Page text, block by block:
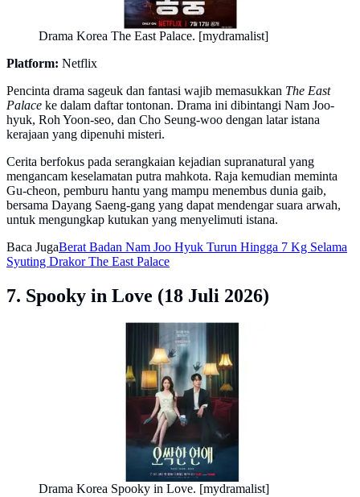
Drama Korea The East Palace. [mydramalist]
Platform: Netflix
Pencinta drama sageuk dan fantasi wajib memasukkan The East
Palace ke dalam daftar tontonan. Drama ini dibintangi Nam Joo-
hyuk, Roh Yoon-seo, dan Cho Seung-woo dengan latar istana
kerajaan yang dipenuhi misteri.
Cerita berfokus pada serangkaian kejadian supranatural yang
mengancam keselamatan putra mahkota. Raja kemudian meminta
Gu-cheon, pemburu hantu yang mampu menembus dunia gaib,
bersama Dayang Saeng-gang yang dapat mendengar suara arwah,
untuk mengungkap kutukan yang menyelimuti istana.
Baca JugaBerat Badan Nam Joo Hyuk Turun Hingga 7 Kg Selama
Syuting Drakor The East Palace
7. Spooky in Love (18 Juli 2026)
Drama Korea Spooky in Love. [mydramalist]